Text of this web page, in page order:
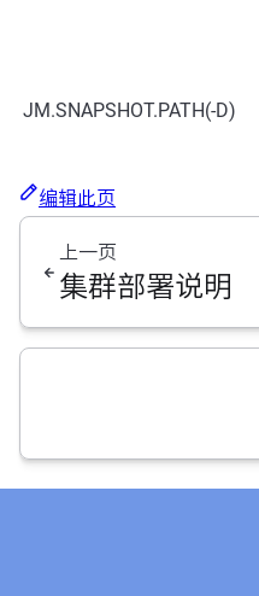
JM.SNAPSHOT.PATH(-D)
编辑此页
上一页
集群部署说明